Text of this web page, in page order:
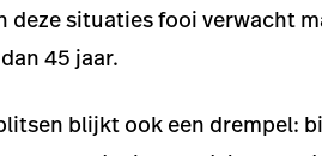
deze situaties fooi verwacht
45 jaar.
blijkt ook een drempel: